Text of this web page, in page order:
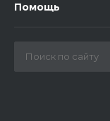
Помощь